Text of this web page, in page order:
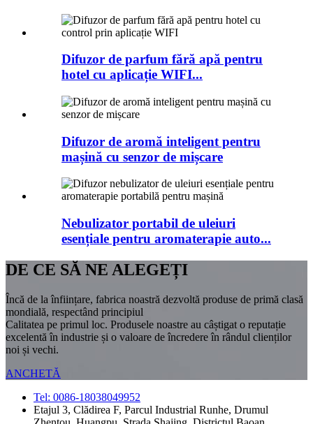
Difuzor de parfum fără apă pentru
hotel cu aplicație WIFI...
Difuzor de aromă inteligent pentru
mașină cu senzor de mișcare
Nebulizator portabil de uleiuri
esențiale pentru aromaterapie auto...
DE CE SĂ NE ALEGEȚI
Încă de la înființare, fabrica noastră dezvoltă produse de primă clasă
mondială, respectând principiul
Calitatea pe primul loc. Produsele noastre au câștigat o reputație
excelentă în industrie și o valoare de încredere în rândul clienților
noi și vechi.
ANCHETĂ
Tel: 0086-18038049952
Etajul 3, Clădirea F, Parcul Industrial Runhe, Drumul